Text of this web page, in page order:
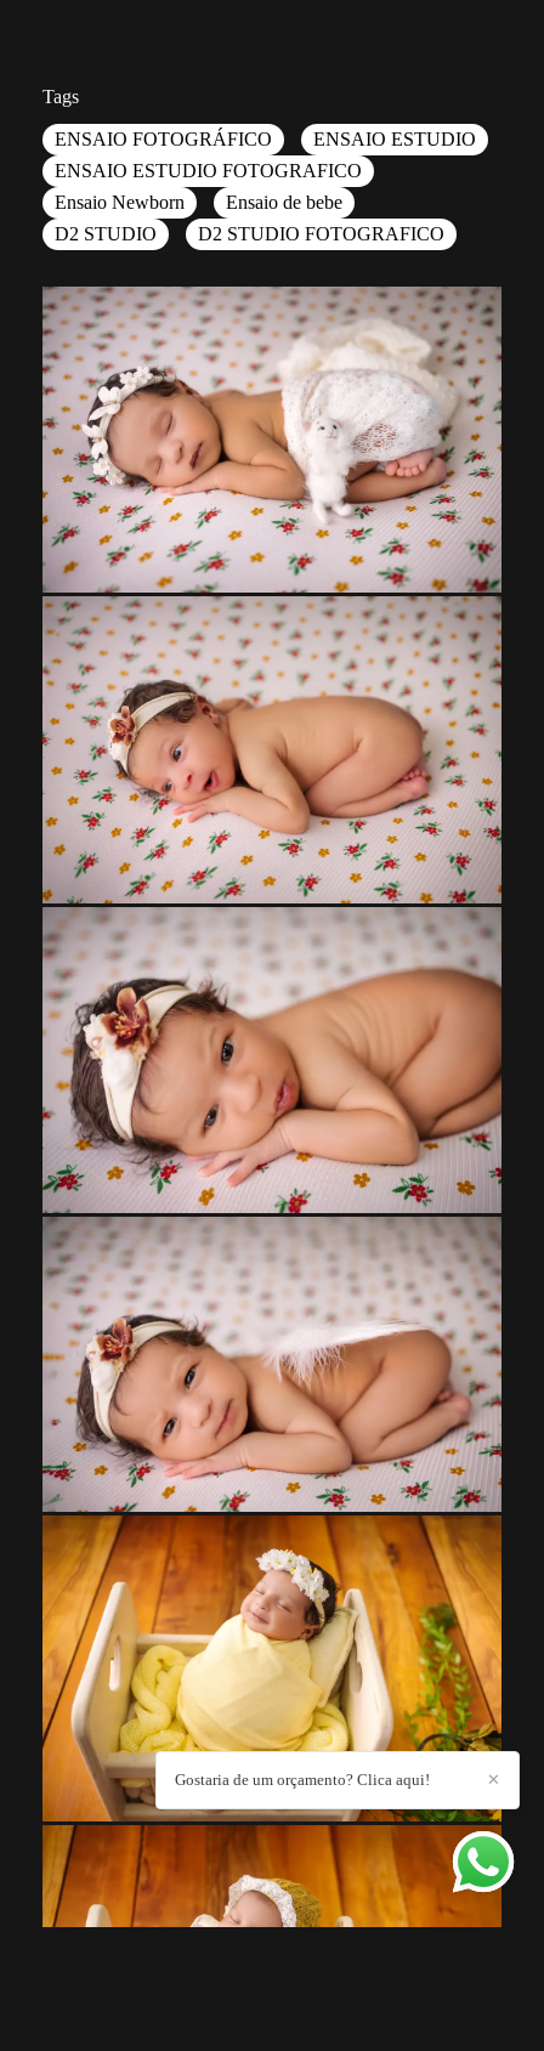
Tags
ENSAIO FOTOGRÁFICO
ENSAIO ESTUDIO
ENSAIO ESTUDIO FOTOGRAFICO
Ensaio Newborn
Ensaio de bebe
D2 STUDIO
D2 STUDIO FOTOGRAFICO
✕
Gostaria de um orçamento? Clica aqui!